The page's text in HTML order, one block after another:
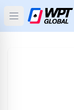
Open main menu